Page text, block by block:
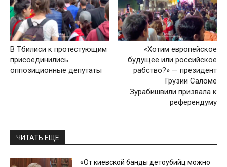
В Тбилиси к протестующим
присоединились
оппозиционные депутаты
«Хотим европейское
будущее или российское
рабство?» — президент
Грузии Саломе
Зурабишвили призвала к
референдуму
ЧИТАТЬ ЕЩЕ
«От киевской банды детоубийц можно